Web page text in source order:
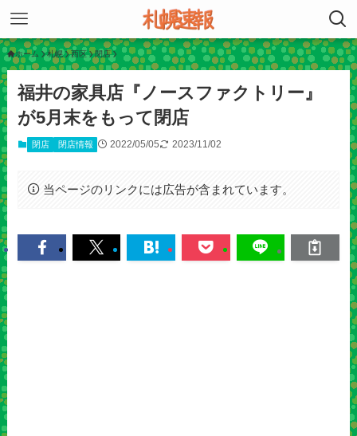
ホーム 札幌 西区 閉店
福井の家具店『ノースファクトリー』
が5月末をもって閉店
閉店 閉店情報 2022/05/05 2023/11/02
当ページのリンクには広告が含まれています。